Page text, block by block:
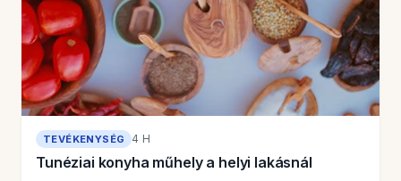
TEVÉKENYSÉG 4 H
Tunéziai konyha műhely a helyi lakásnál